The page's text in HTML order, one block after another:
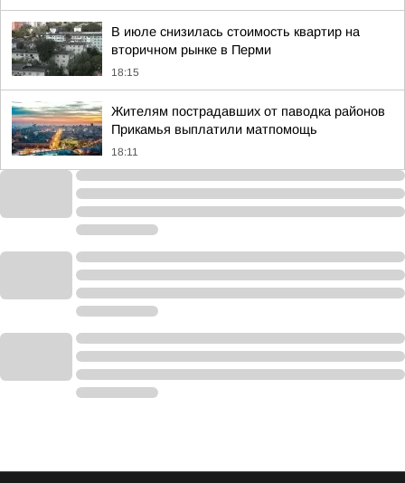
В июле снизилась стоимость квартир на
вторичном рынке в Перми
18:15
Жителям пострадавших от паводка районов
Прикамья выплатили матпомощь
18:11